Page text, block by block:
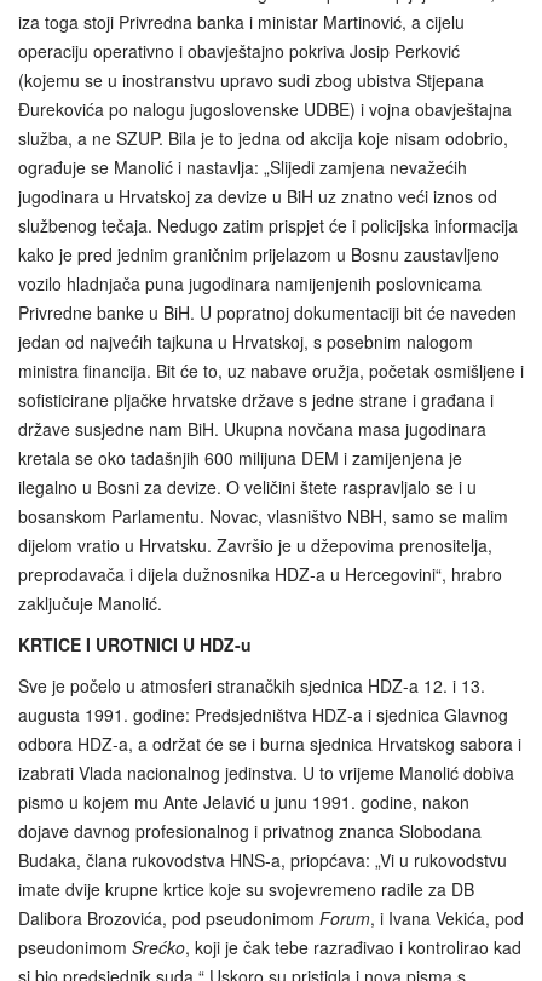
iza toga stoji Privredna banka i ministar Martinović, a cijelu
operaciju operativno i obavještajno pokriva Josip Perković
(kojemu se u inostranstvu upravo sudi zbog ubistva Stjepana
Đurekovića po nalogu jugoslovenske UDBE) i vojna obavještajna
služba, a ne SZUP. Bila je to jedna od akcija koje nisam odobrio,
ograđuje se Manolić i nastavlja: „Slijedi zamjena nevažećih
jugodinara u Hrvatskoj za devize u BiH uz znatno veći iznos od
službenog tečaja. Nedugo zatim prispjet će i policijska informacija
kako je pred jednim graničnim prijelazom u Bosnu zaustavljeno
vozilo hladnjača puna jugodinara namijenjenih poslovnicama
Privredne banke u BiH. U popratnoj dokumentaciji bit će naveden
jedan od najvećih tajkuna u Hrvatskoj, s posebnim nalogom
ministra financija. Bit će to, uz nabave oružja, početak osmišljene i
sofisticirane pljačke hrvatske države s jedne strane i građana i
države susjedne nam BiH. Ukupna novčana masa jugodinara
kretala se oko tadašnjih 600 milijuna DEM i zamijenjena je
ilegalno u Bosni za devize. O veličini štete raspravljalo se i u
bosanskom Parlamentu. Novac, vlasništvo NBH, samo se malim
dijelom vratio u Hrvatsku. Završio je u džepovima prenositelja,
preprodavača i dijela dužnosnika HDZ-a u Hercegovini“, hrabro
zaključuje Manolić.
KRTICE I UROTNICI U HDZ-u
Sve je počelo u atmosferi stranačkih sjednica HDZ-a 12. i 13.
augusta 1991. godine: Predsjedništva HDZ-a i sjednica Glavnog
odbora HDZ-a, a održat će se i burna sjednica Hrvatskog sabora i
izabrati Vlada nacionalnog jedinstva. U to vrijeme Manolić dobiva
pismo u kojem mu Ante Jelavić u junu 1991. godine, nakon
dojave davnog profesionalnog i privatnog znanca Slobodana
Budaka, člana rukovodstva HNS-a, priopćava: „Vi u rukovodstvu
imate dvije krupne krtice koje su svojevremeno radile za DB
Dalibora Brozovića, pod pseudonimom Forum, i Ivana Vekića, pod
pseudonimom Srećko, koji je čak tebe razrađivao i kontrolirao kad
si bio predsjednik suda.“ Uskoro su pristigla i nova pisma s